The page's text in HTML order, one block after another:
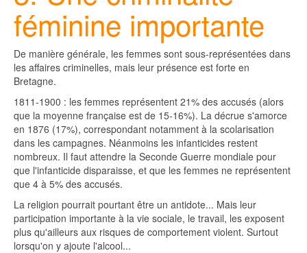
féminine importante
De manière générale, les femmes sont sous-représentées dans
les affaires criminelles, mais leur présence est forte en
Bretagne.
1811-1900 : les femmes représentent 21% des accusés (alors
que la moyenne française est de 15-16%). La décrue s'amorce
en 1876 (17%), correspondant notamment à la scolarisation
dans les campagnes. Néanmoins les infanticides restent
nombreux. Il faut attendre la Seconde Guerre mondiale pour
que l'infanticide disparaisse, et que les femmes ne représentent
que 4 à 5% des accusés.
La religion pourrait pourtant être un antidote... Mais leur
participation importante à la vie sociale, le travail, les exposent
plus qu'ailleurs aux risques de comportement violent. Surtout
lorsqu'on y ajoute l'alcool...